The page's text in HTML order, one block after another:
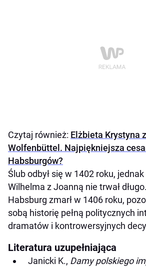
Czytaj również: Elżbieta Krystyna
Wolfenbüttel. Najpiękniejsza
Habsburgów?
Ślub odbył się w 1402 roku,
Wilhelma z Joanną nie trwał
Habsburg zmarł w 1406 roku,
sobą historię pełną politycznych
dramatów i kontrowersyjnych
Literatura uzupełniająca
Janicki K., Damy polskiego